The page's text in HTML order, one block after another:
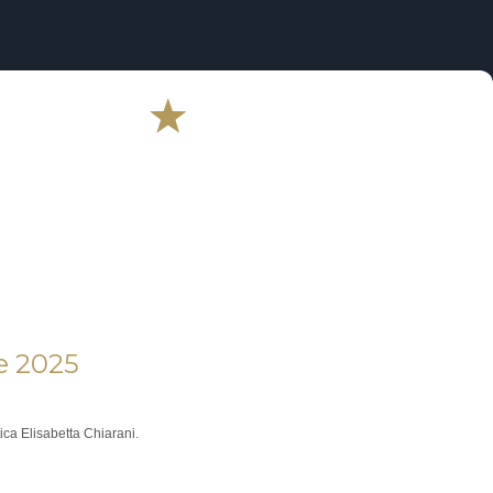
2025
Elisabetta Chiarani.